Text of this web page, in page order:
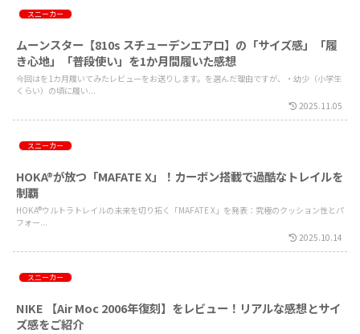
スニーカー
ムーンスター【810s スチューデンエアロ】の「サイズ感」「履
き心地」「普段使い」を1か月間履いた感想
今回はを1カ月履いてみたレビューをお送りします。を選んだ理由ですが、・幼少（小学生
くらい）の頃に履い...
2025.11.05
スニーカー
HOKA®︎が放つ「MAFATE X」！カーボン搭載で過酷なトレイルを
制覇
HOKA®︎ウルトラトレイルの未来を切り拓く「MAFATE X」を発表：究極のクッション性とパ
フォー...
2025.10.14
スニーカー
NIKE 【Air Moc 2006年復刻】をレビュー！リアルな感想とサイ
ズ感をご紹介